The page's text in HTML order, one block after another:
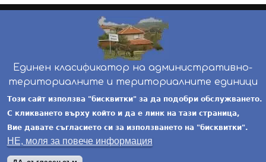
Единен класификатор на административно-
териториалните и териториалните единици
инж. Бойчо Добрев-ekatte.com-условия за
ползване
Този сайт използва "бисквитки" за да подобри обслужването.
С кликването върху който и да е линк на тази страница,
Вие давате съгласието си за използването на "бисквитки".
НЕ, моля за повече информация